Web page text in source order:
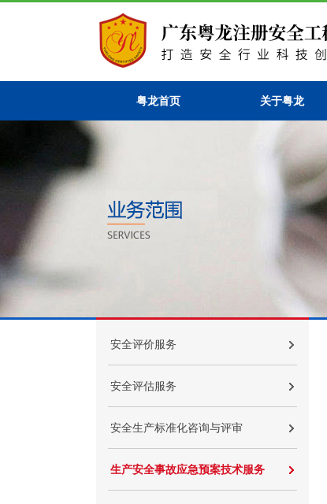
粤龙首页 关于粤龙
安全评价服务
安全评估服务
安全生产标准化咨询与评审
生产安全事故应急预案技术服务